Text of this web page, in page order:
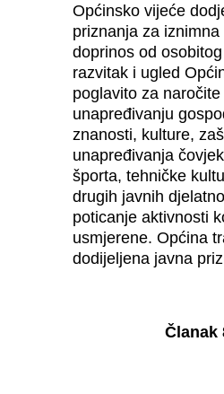
Općinsko vijeće
priznanja za
doprinos od
razvitak i ugled
poglavito za
unapređivanju
znanosti, kulture,
unapređivanja
športa, tehničke
drugih javnih
poticanje aktivnosti
usmjerene. Općina
dodijeljena javna
Članak